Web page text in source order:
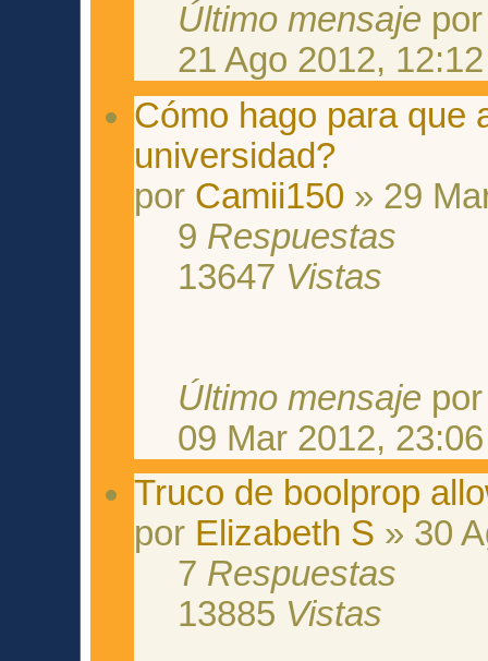
Último mensaje
21 Ago 2012, 12:12
Cómo hago para que
universidad?
por Camii150 » 29
9 Respuestas
13647 Vistas
Último mensaje
09 Mar 2012, 23:06
Truco de boolprop
por Elizabeth S » 30
7 Respuestas
13885 Vistas